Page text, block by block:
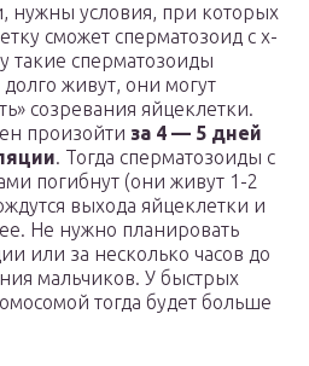
нужны условия, при которых
сможет сперматозоид с х-
такие сперматозоиды
живут, они могут
созревания яйцеклетки.
произойти за 4 — 5 дней
. Тогда сперматозоиды с
погибнут (они живут 1-2
выхода яйцеклетки и
Не нужно планировать
или за несколько часов до
мальчиков. У быстрых
тогда будет больше